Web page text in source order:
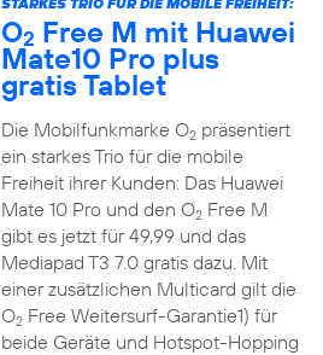
O2 Free M mit Huawei
Mate10 Pro plus
gratis Tablet
Die Mobilfunkmarke O2präsentiert
ein starkes Trio für die mobile
Freiheit ihrer Kunden: Das Huawei
Mate 10 Pro und den O2Free M
gibt es jetzt für 49,99 und das
Mediapad T3 7.0 gratis dazu. Mit
einer zusätzlichen Multicard gilt die
O2Free Weitersurf-Garantie1) für
beide Geräte und Hotspot-Hopping